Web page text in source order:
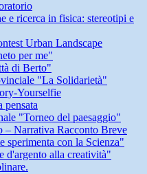
e ricerca in fisica: stereotipi e
Urban Landscape
per me"
di Berto"
"La Solidarietà"
Yourselfie
pensata
"Torneo del paesaggio"
– Narrativa Racconto Breve
sperimenta con la Scienza"
d'argento alla creatività"